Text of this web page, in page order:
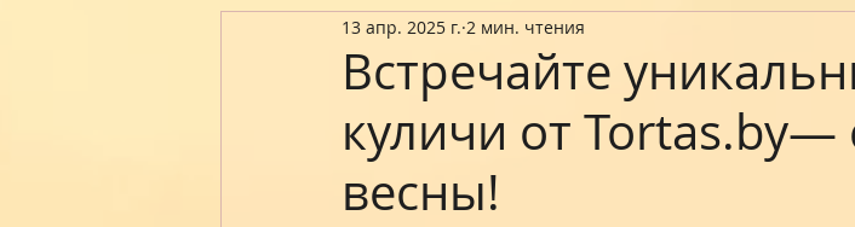
Встречайте
куличи от Tortas.by—
весны!
13 апр. 2025 г. 2 мин. чтения